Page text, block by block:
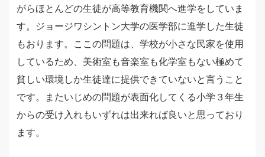
がらほとんどの生徒が高等教育機関へ進学をしていま
す。ジョージワシントン大学の医学部に進学した生徒
もおります。ここの問題は、学校が小さな民家を使用
しているため、美術室も音楽室も化学室もない極めて
貧しい環境しか生徒達に提供できていないと言うこと
です。またいじめの問題が表面化してくる小学３年生
からの受け入れもいずれは出来れば良いと思っており
ます。